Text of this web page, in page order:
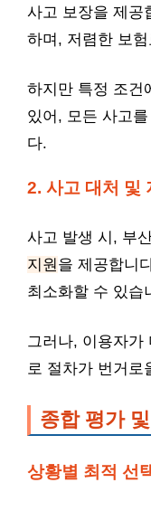
사고 보장을 제공
하며, 저렴한 보
하지만 특정 조건
있어, 모든 사고
다.
2. 사고 대처 및
사고 발생 시, 부
지원 을 제공합니
최소화할 수 있습
그러나, 이용자가
로 절차가 번거로
종합 평가
상황별 최적 선